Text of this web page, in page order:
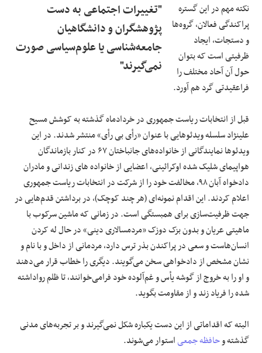
"تغییرات اجتماعی به دست
پژوهشگران و دانشگاهیان
جامعه‌شناسی یا علوم‌سیاسی صورت
نمی‌گیرند"
نکته مهم در این گستره
پراکندگی فعالان، گروه‌ها
و دستجات، ایجاد
ظرفیتی است که بتوان
حول آن آحاد مختلف را
فراعقیدتی گرد هم آورد.
قبل از انتخابات ریاست جمهوری در خردادماه گذشته به کوشش مسیح
علینژاد سلسله ویدئوهایی با عنوان «رأی بی رأی» منتشر شدند. در این
ویدئوها نمایندگانی از خانواده‌های جانباختان ۶۷ در کنار بازماندگان
هواپیمای شلیک شده اوکرائینی، اعضایی از خانواده های زندانی و مادران
دادخواه آبان ۹۸، مخالفت خود را از شرکت در انتخابات ریاست جمهوری
اعلام کردند. این اقدام نمونه‌ای (هر چند کوچک)، در برداشتن قدم‌هایی در
جهت ظرفیت‌سازی برای همبستگی است. در زمانی که ماشین سرکوب با
ماهیتی عریان و بدون بزک دوزک «مردمسالاری دینی» در حال له کردن
انسان‌هاست و سعی در پراکندن بذر ترس دارد، مردمانی از داخل و با نام و
نشان مشخص از دادخواهی سخن می‌گویند. دیگری را خطاب قرار می‌دهند
و او را به خروج از گوشه یأس و غم‌آلوده خود فرامی‌خوانند، تا ظلم رواداشته
شده را فریاد زند و از مقاومت بگوید.
البته که اقداماتی از این دست یکباره شکل نمی‌گیرند و بر تجربه‌های مدنی
گذشته وحافظه جمعیاستوار می‌شوند.